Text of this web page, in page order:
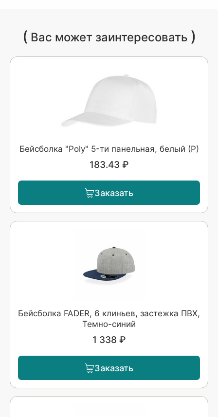
( Вас может заинтересовать )
Бейсболка "Poly" 5-ти панельная, белый (Р)
183.43 ₽
Заказать
Бейсболка FADER, 6 клиньев, застежка ПВХ,
Темно-синий
1 338 ₽
Заказать